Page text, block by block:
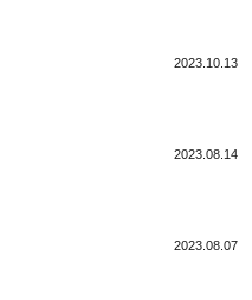
2023.10.13
2023.08.14
2023.08.07